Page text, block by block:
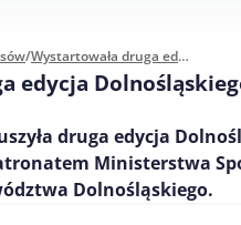
/ Wystartowała druga edycja Dolnośląskiego Festiwalu Nordic Walking
edycja
druga edycja
Ministerstwa
Dolnośląskiego.